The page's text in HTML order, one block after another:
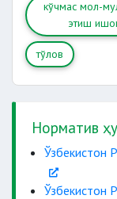
кўчмас мол-
этиш
тўлов
Норматив
Ўзбекистон
Ўзбекистон